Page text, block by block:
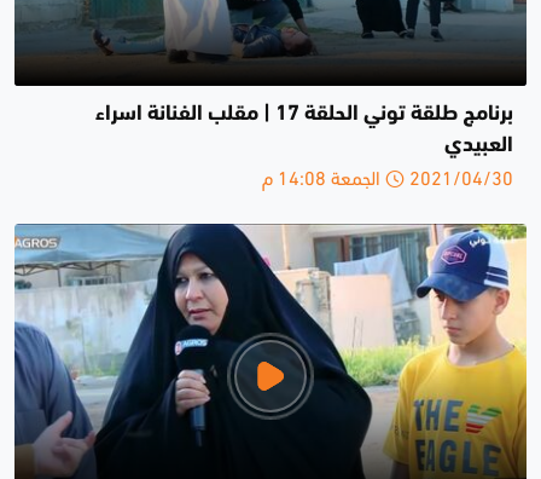
برنامج طلقة توني الحلقة 17 | مقلب الفنانة اسراء
العبيدي
2021/04/30 الجمعة 14:08 م